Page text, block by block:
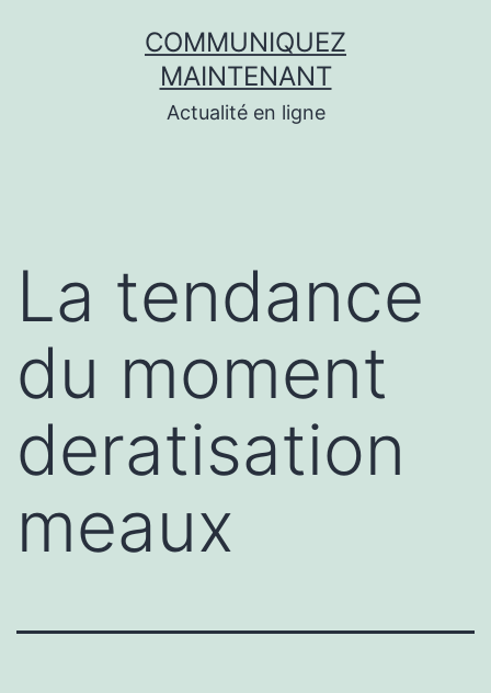
COMMUNIQUEZ
MAINTENANT
Actualité en ligne
La tendance
du moment
deratisation
meaux